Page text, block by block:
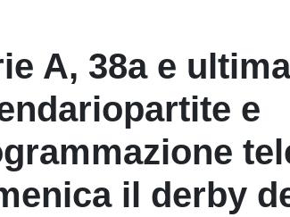
A, 38a e
e
il derby